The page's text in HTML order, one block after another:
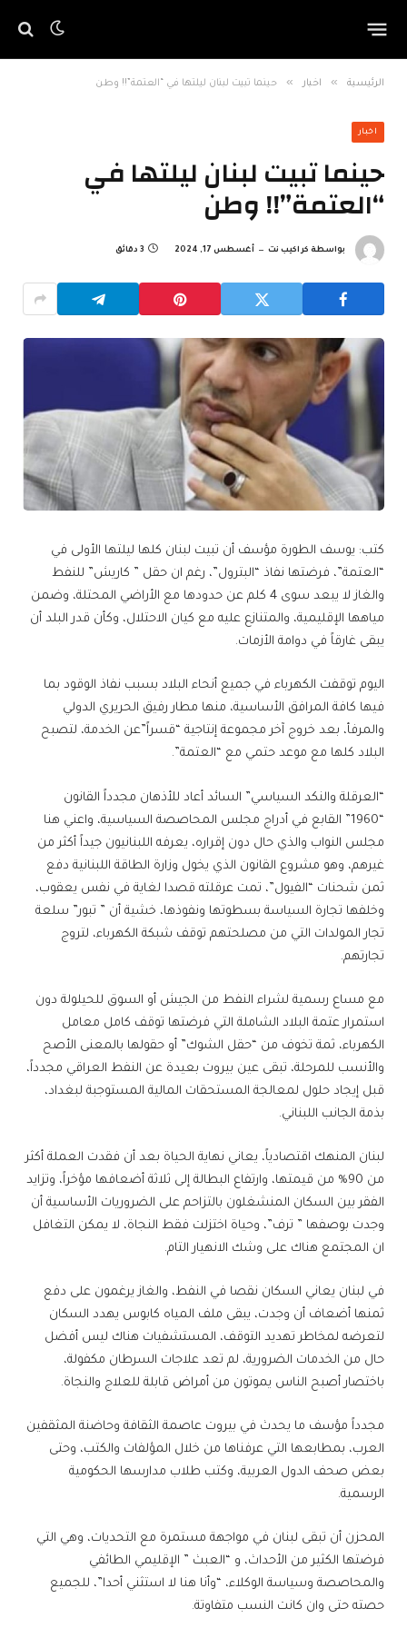
الرئيسية » اخبار » حينما تبيت لبنان ليلتها في “العتمة”!! وطن
اخبار
حينما تبيت لبنان ليلتها في
“العتمة”!! وطن
بواسطة كراكيب نت أغسطس 17, 2024 3 دقائق
كتب: يوسف الطورة مؤسف أن تبيت لبنان كلها ليلتها الأولى في
“العتمة”، فرضتها نفاذ “البترول”، رغم ان حقل ” كاريش” للنفط
والغاز لا يبعد سوى 4 كلم عن حدودها مع الأراضي المحتلة، وضمن
مياهها الإقليمية، والمتنازع عليه مع كيان الاحتلال، وكأن قدر البلد أن
يبقى غارقاً في دوامة الأزمات.
اليوم توقفت الكهرباء في جميع أنحاء البلاد بسبب نفاذ الوقود بما
فيها كافة المرافق الأساسية، منها مطار رفيق الحريري الدولي
والمرفأ، بعد خروج آخر مجموعة إنتاجية “قسراً”عن الخدمة، لتصبح
البلاد كلها مع موعد حتمي مع “العتمة”.
“العرقلة والنكد السياسي” السائد أعاد للأذهان مجدداً القانون
“1960” القابع في أدراج مجلس المحاصصة السياسية، واعني هنا
مجلس النواب والذي حال دون إقراره، يعرفه اللبنانيون جيداً أكثر من
غيرهم، وهو مشروع القانون الذي يخول وزارة الطاقة اللبنانية دفع
ثمن شحنات “الفيول”، تمت عرقلته قصدا لغاية في نفس يعقوب،
وخلفها تجارة السياسة بسطوتها ونفوذها، خشية أن ” تبور” سلعة
تجار المولدات التي من مصلحتهم توقف شبكة الكهرباء، لتروج
تجارتهم.
مع مساع رسمية لشراء النفط من الجيش أو السوق للحيلولة دون
استمرار عتمة البلاد الشاملة التي فرضتها توقف كامل معامل
الكهرباء، ثمة تخوف من “حقل الشوك” أو حقولها بالمعنى الأصح
والأنسب للمرحلة، تبقى عين بيروت بعيدة عن النفط العراقي مجدداً،
قبل إيجاد حلول لمعالجة المستحقات المالية المستوجبة لبغداد،
بذمة الجانب اللبناني.
لبنان المنهك اقتصادياً، يعاني نهاية الحياة بعد أن فقدت العملة أكثر
من 90% من قيمتها، وارتفاع البطالة إلى ثلاثة أضعافها مؤخراً، وتزايد
الفقر بين السكان المنشغلون بالتزاحم على الضروريات الأساسية أن
وجدت بوصفها ” ترف”، وحياة اختزلت فقط النجاة، لا يمكن التغافل
ان المجتمع هناك على وشك الانهيار التام.
في لبنان يعاني السكان نقصا في النفط، والغاز يرغمون على دفع
ثمنها أضعاف أن وجدت، يبقى ملف المياه كابوس يهدد السكان
لتعرضه لمخاطر تهديد التوقف، المستشفيات هناك ليس أفضل
حال من الخدمات الضرورية، لم تعد علاجات السرطان مكفولة،
باختصار أصبح الناس يموتون من أمراض قابلة للعلاج والنجاة.
مجدداً مؤسف ما يحدث في بيروت عاصمة الثقافة وحاضنة المثقفين
العرب، بمطابعها التي عرفناها من خلال المؤلفات والكتب، وحتى
بعض صحف الدول العربية، وكتب طلاب مدارسها الحكومية
الرسمية.
المحزن أن تبقى لبنان في مواجهة مستمرة مع التحديات، وهي التي
فرضتها الكثير من الأحداث، و “العبث ” الإقليمي الطائفي
والمحاصصة وسياسة الوكلاء، “وأنا هنا لا استثني أحدا”، للجميع
حصته حتى وان كانت النسب متفاوتة.